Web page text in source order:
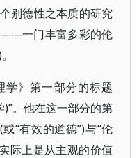
别德性之本质的研究
——一门丰富多彩的伦
学》第一部分的标题
。他在这一部分的第
“有效的道德”)与“伦
际上是从主观的价值